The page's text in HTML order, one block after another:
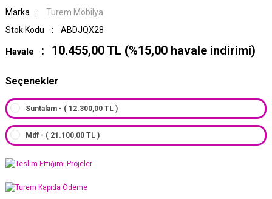
Marka
Turem Mobilya
Stok Kodu
ABDJQX28
Havale 10.455,00 TL (%15,00 havale indirimi)
Seçenekler
Suntalam - ( 12.300,00 TL )
Mdf - ( 21.100,00 TL )